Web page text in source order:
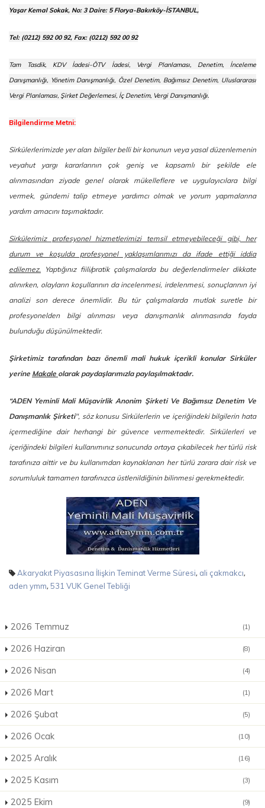
Yaşar Kemal Sokak, No: 3 Daire: 5 Florya-Bakırköy-İSTANBUL,
Tel: (0212) 592 00 92, Fax: (0212) 592 00 92
Tam Tasdik, KDV İadesi-ÖTV İadesi, Vergi Planlaması, Denetim, İnceleme
Danışmanlığı, Yönetim Danışmanlığı, Özel Denetim, Bağımsız Denetim, Uluslararası
Vergi Planlaması, Şirket Değerlemesi, İç Denetim, Vergi Danışmanlığı.
Bilgilendirme Metni:
Sirkülerlerimizde yer alan bilgiler belli bir konunun veya yasal düzenlemenin
veyahut yargı kararlarının çok geniş ve kapsamlı bir şekilde ele
alınmasından ziyade genel olarak mükelleflere ve uygulayıcılara bilgi
vermek, gündemi talip etmeye yardımcı olmak ve yorum yapmalarına
yardım amacını taşımaktadır.
Sirkülerimiz profesyonel hizmetlerimizi temsil etmeyebileceği gibi, her
durum ve koşulda profesyonel yaklaşımlarımızı da ifade ettiği iddia
edilemez. Yaptığınız fiili/pratik çalışmalarda bu değerlendirmeler dikkate
alınırken, olayların koşullarının da incelenmesi, irdelenmesi, sonuçlarının iyi
analizi son derece önemlidir. Bu tür çalışmalarda mutlak suretle bir
profesyonelden bilgi alınması veya danışmanlık alınmasında fayda
bulunduğu düşünülmektedir.
Şirketimiz tarafından bazı önemli mali hukuk içerikli konular Sirküler
yerine Makale olarak paydaşlarımızla paylaşılmaktadır.
“ADEN Yeminli Mali Müşavirlik Anonim Şirketi Ve Bağımsız Denetim Ve
Danışmanlık Şirketi", söz konusu Sirkülerlerin ve içeriğindeki bilgilerin hata
içermediğine dair herhangi bir güvence vermemektedir. Sirkülerleri ve
içeriğindeki bilgileri kullanımınız sonucunda ortaya çıkabilecek her türlü risk
tarafınıza aittir ve bu kullanımdan kaynaklanan her türlü zarara dair risk ve
sorumluluk tamamen tarafınızca üstlenildiğinin bilinmesi gerekmektedir.
Akaryakıt Piyasasına İlişkin Teminat Verme Süresi, ali çakmakcı,
aden ymm,531 VUK Genel Tebliği
2026 Temmuz (1)
2026 Haziran (8)
2026 Nisan (4)
2026 Mart (1)
2026 Şubat (5)
2026 Ocak (10)
2025 Aralık (16)
2025 Kasım (3)
2025 Ekim (9)